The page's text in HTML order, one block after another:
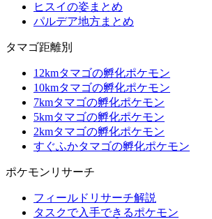
ヒスイの姿まとめ
パルデア地方まとめ
タマゴ距離別
12kmタマゴの孵化ポケモン
10kmタマゴの孵化ポケモン
7kmタマゴの孵化ポケモン
5kmタマゴの孵化ポケモン
2kmタマゴの孵化ポケモン
すぐふかタマゴの孵化ポケモン
ポケモンリサーチ
フィールドリサーチ解説
タスクで入手できるポケモン